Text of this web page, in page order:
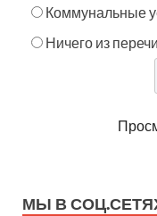
Коммунальные
Ничего из
МЫ В